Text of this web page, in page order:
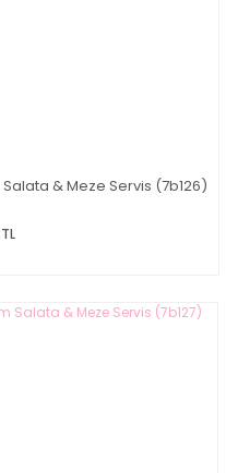
Salata & Meze Servis (7b126)